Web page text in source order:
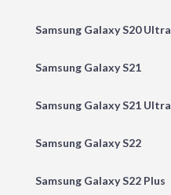
Samsung Galaxy S20 Ultra
Samsung Galaxy S21
Samsung Galaxy S21 Ultra
Samsung Galaxy S22
Samsung Galaxy S22 Plus